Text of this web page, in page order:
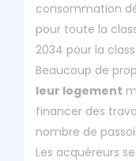
consommation
pour toute la
2034 pour la
Beaucoup de
leur logement
financer des
nombre de
Les acquéreurs